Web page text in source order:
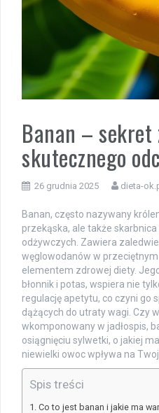
Banan –
skutecznego
26 grudnia 2025 dieta-
Banan, często nazywany
przekąska, ale także skarbnica
odżywczych. Zawiera
węglowodanów w
elementem zdrowej diety.
błonnik i potas, wspiera nie
regulację apetytu, co czyni go
dążących do utraty wagi. Czy
wkomponowany w jadłospis,
osiągnięciu sylwetki, o jakiej
niewielki owoc wpływa na
Spis treści
Co to jest banan i jakie ma